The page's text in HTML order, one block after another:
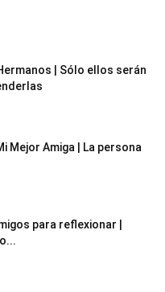
| Sólo ellos serán
Mejor Amiga | La persona
para reflexionar |